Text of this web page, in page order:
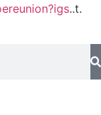
..t.